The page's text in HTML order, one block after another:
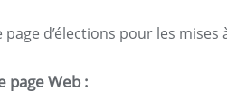
d’élections pour les
page Web :